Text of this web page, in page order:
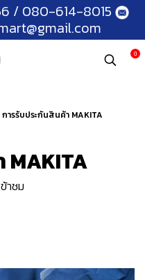
/ 080-614-8015
0
การรับประกันสินค้า MAKITA
MAKITA
าชม